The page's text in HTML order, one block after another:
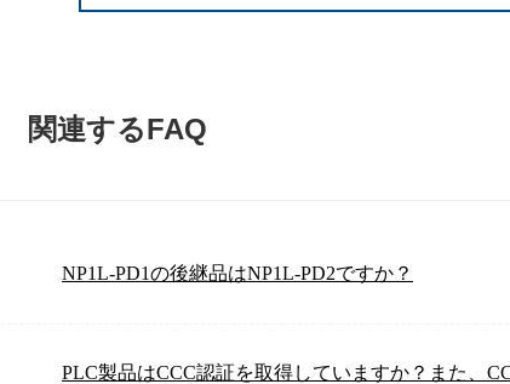
関連するFAQ
NP1L-PD1の後継品はNP1L-PD2ですか？
PLC製品はCCC認証を取得していますか？また、